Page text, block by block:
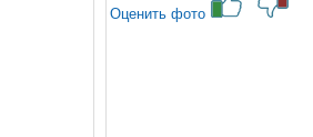
Оценить фото